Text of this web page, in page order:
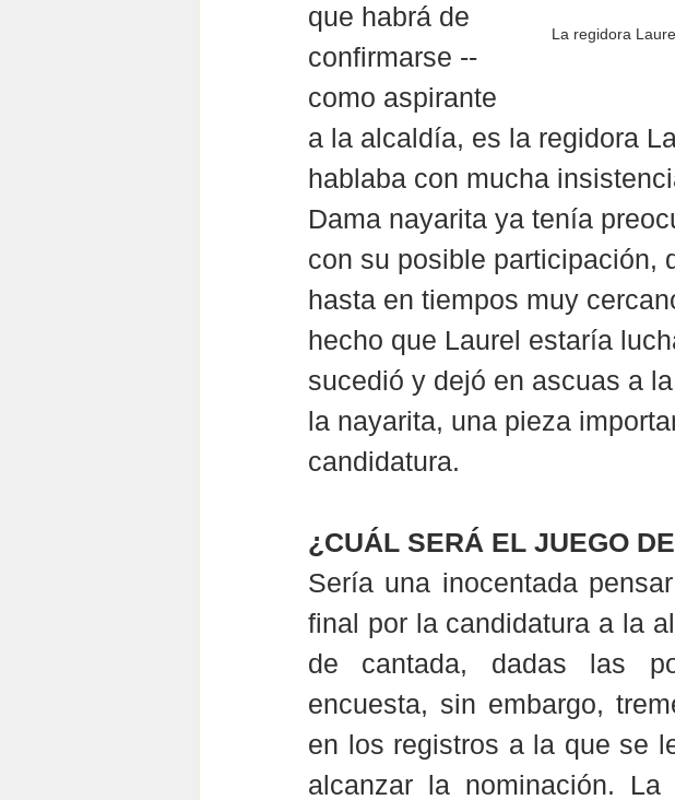
La regidora
que habrá de
confirmarse --
como aspirante
a la alcaldía, es la regidora
hablaba con mucha
Dama nayarita ya tenía
con su posible participación,
hasta en tiempos muy
hecho que Laurel estaría
sucedió y dejó en ascuas a
la nayarita, una pieza
candidatura.
¿CUÁL SERÁ EL JUEGO
Sería una inocentada
final por la candidatura a la
de cantada, dadas las
encuesta, sin embargo,
en los registros a la que se
alcanzar la nominación.